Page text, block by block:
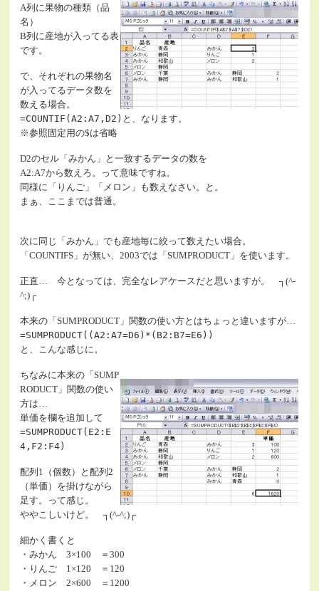
A列に果物の種類（品
名）
B列に産地が入ってる表
です。
で、それぞれの果物名
が入ってるデータ数を
数える場合。
=COUNTIF(A2:A7,D2) と、なります。
※参照固定用の$は省略
D2のセル「みかん」と一致するデータの数を
A2:A7から数えろ。って意味ですね。
同様に「りんご」「メロン」も数えなさい。と。
まぁ、ここまでは普通。
次に同じ「みかん」でも産地毎に絞って数えたい場合。
「COUNTIFS」が無い、2003では「SUMPRODUCT」を使います。
正直… 今となっては、完全なレアケースだと思いますが。 ┐(^-
^;)┌
本来の「SUMPRODUCT」関数の使い方とはちょっと違いますが…
=SUMPRODUCT((A2:A7=D6)*(B2:B7=E6))
と、こんな感じに。
ちなみに本来の「SUMP
RODUCT」関数の使い
方は…
単価を欄を追加して
=SUMPRODUCT(E2:E
4,F2:F4)
配列1（個数）と配列2
（単価）を掛けながら
足す。って感じ。
ややこしいけど。 ┐(^-^;)┌
細かく書くと
・みかん 3×100 ＝300
・りんご 1×120 ＝120
・メロン 2×600 ＝1200